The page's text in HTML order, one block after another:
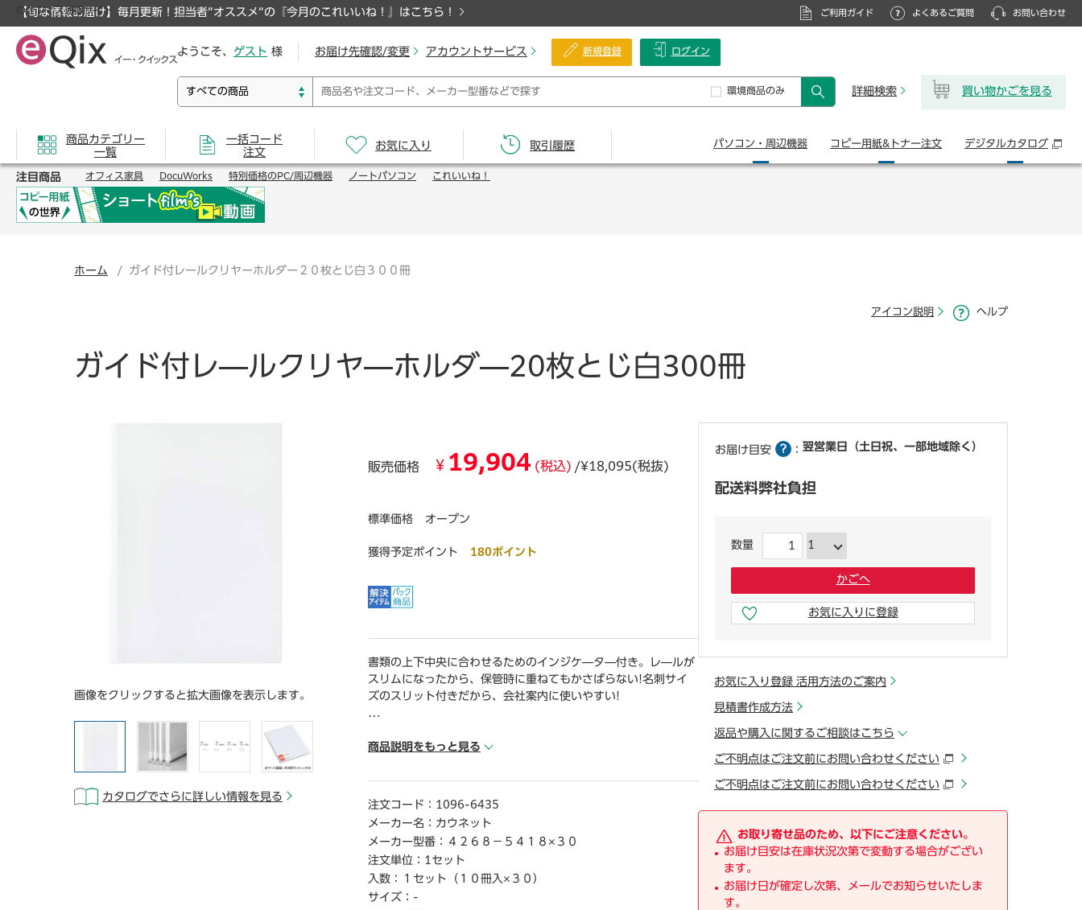
【旬な情報お届け】毎月更新！担当者”オススメ”の『今月のこれいいね！』はこちら！ ご利用ガイド よくあるご質問 お問い合わせ
のオフィス通販サイト
ようこそ、 ゲスト 様 お届け先確認/変更 アカウントサービス 新規登録 ログイン
環境商品のみ
検索
詳細検索 買い物かごを見る
商品カテゴリー
一覧
一括コード
注文
お気に入り 取引履歴 パソコン・ 周辺機器 コピー用紙& トナー注文 デジタルカタログ
注目商品 オフィス家具 DocuWorks 特別価格のPC/周辺機器 ノートパソコン これいいね！
ホーム ガイド付レールクリヤーホルダー２０枚とじ白３００冊
アイコン説明 ヘルプ
ガイド付レ―ルクリヤ―ホルダ―20枚とじ白300冊
画像をクリックすると拡大画像を表示します。
カタログでさらに詳しい情報を見る
販売価格 ¥ 19,904 (税込) /¥18,095(税抜)
標準価格 オープン
獲得予定ポイント 180ポイント
書類の上下中央に合わせるためのインジケ―タ―付き。レ―ルが
スリムになったから、保管時に重ねてもかさばらない!名刺サイ
ズのスリット付きだから、会社案内に使いやすい!
● サイズ／A4縦
● シ―ト厚さ／0.2mm
● 材質／再生PP
● 収容枚数／約20枚
● 単位（入数）／1セット（10冊入×30）
【ご注意事項】
※この商品は、商品デザイン、パッケ―ジが予告なく変更される
商品説明をもっと見る
注文コード： 1096-6435
メーカー名： カウネット
メーカー型番：
４２６８－５４１８×３０
注文単位： 1セット
入数：
１セット（１０冊入×３０）
サイズ： -
お届け目安 ： 翌営業日（土日祝、一部地域除く）
配送料弊社負担
数量
かごへ
お気に入りに登録
お気に入り登録 活用方法のご案内
見積書作成方法
返品や購入に関するご相談はこちら
ご不明点はご注文前にお問い合わせください
ご不明点はご注文前にお問い合わせください
お取り寄せ品のため、以下にご注意ください。
お届け目安は在庫状況次第で変動する場合がござい
ます。
お届け日が確定し次第、メールでお知らせいたしま
す。